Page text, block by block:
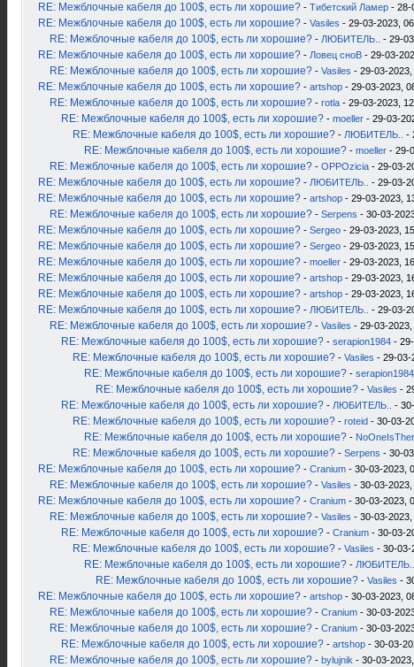
RE: Межблочные кабеля до 100$, есть ли хорошие? - Тибетский Ламер - 28-
RE: Межблочные кабеля до 100$, есть ли хорошие? - Vasiles - 29-03-2023,
RE: Межблочные кабеля до 100$, есть ли хорошие? - ЛЮБИТЕЛЬ.. - 29-
RE: Межблочные кабеля до 100$, есть ли хорошие? - Ловец сноВ - 29-03-
RE: Межблочные кабеля до 100$, есть ли хорошие? - Vasiles - 29-03-2023,
RE: Межблочные кабеля до 100$, есть ли хорошие? - artshop - 29-03-2023,
RE: Межблочные кабеля до 100$, есть ли хорошие? - rotla - 29-03-2023,
RE: Межблочные кабеля до 100$, есть ли хорошие? - moeller - 29-03-
RE: Межблочные кабеля до 100$, есть ли хорошие? - ЛЮБИТЕЛЬ.. -
RE: Межблочные кабеля до 100$, есть ли хорошие? - moeller - 29-
RE: Межблочные кабеля до 100$, есть ли хорошие? - OPPOzicia - 29-03-
RE: Межблочные кабеля до 100$, есть ли хорошие? - ЛЮБИТЕЛЬ.. - 29-03-
RE: Межблочные кабеля до 100$, есть ли хорошие? - artshop - 29-03-2023,
RE: Межблочные кабеля до 100$, есть ли хорошие? - Serpens - 30-03-
RE: Межблочные кабеля до 100$, есть ли хорошие? - Sergeo - 29-03-2023,
RE: Межблочные кабеля до 100$, есть ли хорошие? - Sergeo - 29-03-2023,
RE: Межблочные кабеля до 100$, есть ли хорошие? - moeller - 29-03-2023,
RE: Межблочные кабеля до 100$, есть ли хорошие? - artshop - 29-03-2023,
RE: Межблочные кабеля до 100$, есть ли хорошие? - artshop - 29-03-2023,
RE: Межблочные кабеля до 100$, есть ли хорошие? - ЛЮБИТЕЛЬ.. - 29-03-
RE: Межблочные кабеля до 100$, есть ли хорошие? - Vasiles - 29-03-2023,
RE: Межблочные кабеля до 100$, есть ли хорошие? - serapion1984 -
RE: Межблочные кабеля до 100$, есть ли хорошие? - Vasiles - 29-03-
RE: Межблочные кабеля до 100$, есть ли хорошие? - serapion1984
RE: Межблочные кабеля до 100$, есть ли хорошие? - Vasiles -
RE: Межблочные кабеля до 100$, есть ли хорошие? - ЛЮБИТЕЛЬ.. -
RE: Межблочные кабеля до 100$, есть ли хорошие? - roteid - 30-03-
RE: Межблочные кабеля до 100$, есть ли хорошие? -
RE: Межблочные кабеля до 100$, есть ли хорошие? - Serpens - 30-
RE: Межблочные кабеля до 100$, есть ли хорошие? - Cranium - 30-03-2023,
RE: Межблочные кабеля до 100$, есть ли хорошие? - Vasiles - 30-03-2023,
RE: Межблочные кабеля до 100$, есть ли хорошие? - Cranium - 30-03-2023,
RE: Межблочные кабеля до 100$, есть ли хорошие? - Vasiles - 30-03-2023,
RE: Межблочные кабеля до 100$, есть ли хорошие? - Cranium - 30-03-
RE: Межблочные кабеля до 100$, есть ли хорошие? - Vasiles - 30-03-
RE: Межблочные кабеля до 100$, есть ли хорошие? - ЛЮБИТЕЛЬ..
RE: Межблочные кабеля до 100$, есть ли хорошие? - Vasiles -
RE: Межблочные кабеля до 100$, есть ли хорошие? - artshop - 30-03-2023,
RE: Межблочные кабеля до 100$, есть ли хорошие? - Cranium - 30-03-
RE: Межблочные кабеля до 100$, есть ли хорошие? - Cranium - 30-03-
RE: Межблочные кабеля до 100$, есть ли хорошие? - artshop - 30-03-
RE: Межблочные кабеля до 100$, есть ли хорошие? - bylujnik - 30-03-